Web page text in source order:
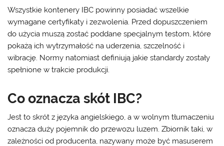
Wszystkie kontenery IBC powinny posiadać wszelkie
wymagane certyfikaty i zezwolenia. Przed dopuszczeniem
do użycia muszą zostać poddane specjalnym testom, które
pokażą ich wytrzymałość na uderzenia, szczelność i
wibrację. Normy natomiast definiują jakie standardy zostały
spełnione w trakcie produkcji.
Co oznacza skót IBC?
Jest to skrót z języka angielskiego, a w wolnym tłumaczeniu
oznacza duży pojemnik do przewozu luzem. Zbiornik taki, w
zależności od producenta, nazywany może być masuserem